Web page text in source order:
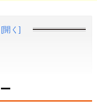
[開く]